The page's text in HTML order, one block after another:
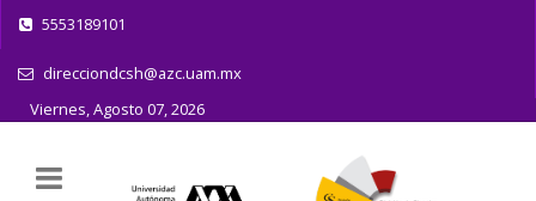
5553189101
direcciondcsh@azc.uam.mx
Viernes, Agosto 07, 2026